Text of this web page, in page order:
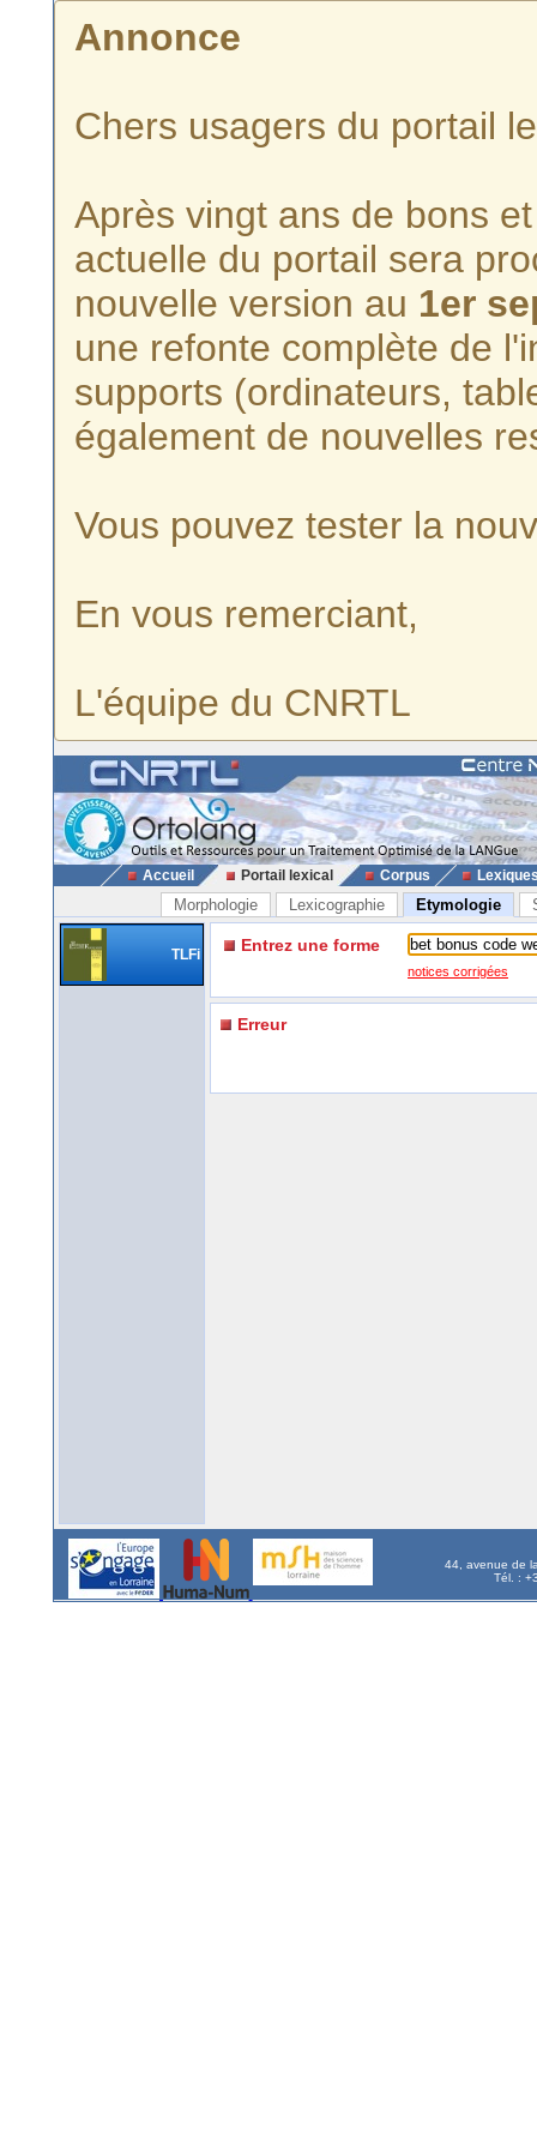
Annonce
Chers usagers du portail
Après vingt ans de bons
actuelle du portail sera
nouvelle version au 1er
une refonte complète de
supports (ordinateurs,
également de nouvelles
Vous pouvez tester la
En vous remerciant,
L'équipe du CNRTL
Accueil Portail lexical Corpus
Morphologie Lexicographie Etymologie
TLFi Entrez une forme
notices corrigées
Erreur
44, avenue de
Tél. :